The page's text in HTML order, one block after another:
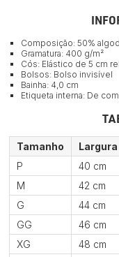
Composição: 50%
Gramatura: 400 g/m²
Cós: Elástico de 5 cm
Bolsos: Bolso invisível
Bainha: 4,0 cm
Etiqueta interna: De
Tamanho Largura
P
40 cm
M
42 cm
G
44 cm
GG
46 cm
XG
48 cm